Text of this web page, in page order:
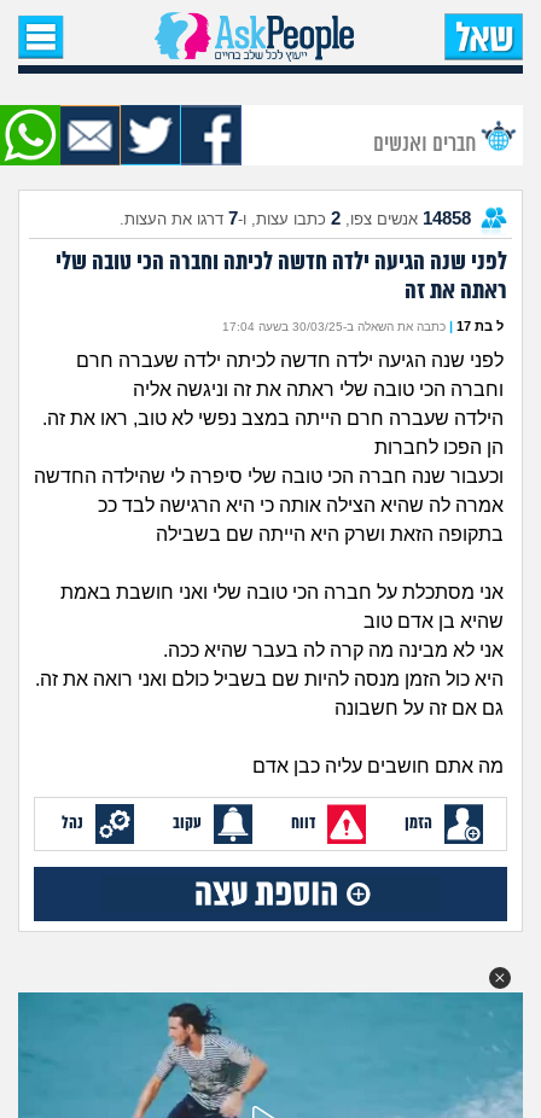
עמוד הבית
שאל שאלה
שאלות חדשות
שאלות שעוררו עניין
מה קורה כאן?
מתחם הטיפים
מדורים
זוגיות
היריון ולידה
הורות ומשפחה
לימודים וסטודנטים
עבודה וקריירה
בית, שכנים ושותפים
מה שעובר עליי
חיפוש שאלות
הרשמה | התחברות
חברים ואנשים
14858 אנשים צפו, 2 כתבו עצות, ו-7 דרגו את העצות.
לפני שנה הגיעה ילדה חדשה לכיתה וחברה הכי טובה שלי
ראתה את זה
ל בת 17 | כתבה את השאלה ב-30/03/25 בשעה 17:04
לפני שנה הגיעה ילדה חדשה לכיתה ילדה שעברה חרם
וחברה הכי טובה שלי ראתה את זה וניגשה אליה
הילדה שעברה חרם הייתה במצב נפשי לא טוב, ראו את זה.
הן הפכו לחברות
וכעבור שנה חברה הכי טובה שלי סיפרה לי שהילדה החדשה
אמרה לה שהיא הצילה אותה כי היא הרגישה לבד ככ
בתקופה הזאת ושרק היא הייתה שם בשבילה
אני מסתכלת על חברה הכי טובה שלי ואני חושבת באמת
שהיא בן אדם טוב
אני לא מבינה מה קרה לה בעבר שהיא ככה.
היא כול הזמן מנסה להיות שם בשביל כולם ואני רואה את זה.
גם אם זה על חשבונה
מה אתם חושבים עליה כבן אדם
הזמן דווח עקוב נהל